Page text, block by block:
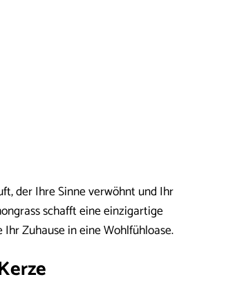
der Ihre Sinne verwöhnt und Ihr
schafft eine einzigartige
Zuhause in eine Wohlfühloase.